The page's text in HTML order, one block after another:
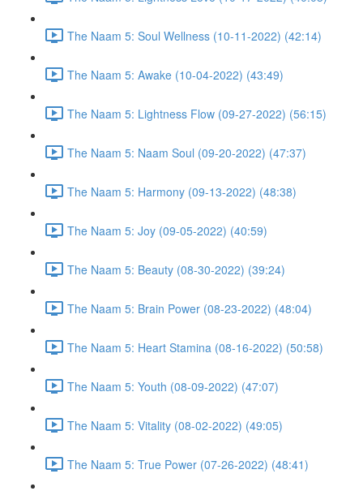
The Naam 5: Soul Wellness (10-11-2022) (42:14)
The Naam 5: Awake (10-04-2022) (43:49)
The Naam 5: Lightness Flow (09-27-2022) (56:15)
The Naam 5: Naam Soul (09-20-2022) (47:37)
The Naam 5: Harmony (09-13-2022) (48:38)
The Naam 5: Joy (09-05-2022) (40:59)
The Naam 5: Beauty (08-30-2022) (39:24)
The Naam 5: Brain Power (08-23-2022) (48:04)
The Naam 5: Heart Stamina (08-16-2022) (50:58)
The Naam 5: Youth (08-09-2022) (47:07)
The Naam 5: Vitality (08-02-2022) (49:05)
The Naam 5: True Power (07-26-2022) (48:41)